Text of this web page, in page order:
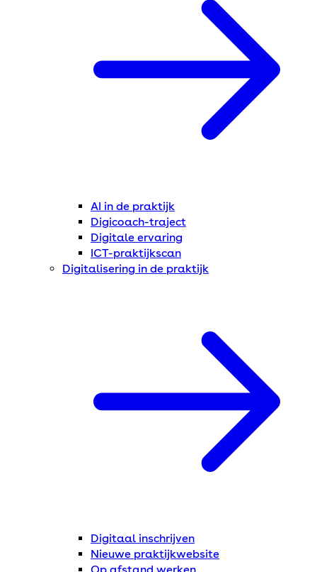
AI in de praktijk
Digicoach-traject
Digitale ervaring
ICT-praktijkscan
Digitalisering in de praktijk
Digitaal inschrijven
Nieuwe praktijkwebsite